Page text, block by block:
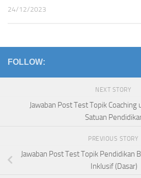
24/12/2023
FOLLOW:
NEXT STORY
Jawaban Post Test Topik
Satuan
PREVIOUS STORY
Jawaban Post Test Topik Pendidikan
Inklusif (Dasar)